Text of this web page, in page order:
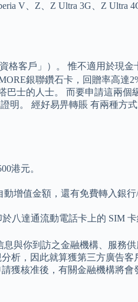
V、Z、Z Ultra 3G、Z Ultra
客戶」）。 惟不適用於現
銀聯鑽石卡，回贈率高達
士的人士。 而要申請這兩個
明。 經好易畀轉賬 有兩種方
港元。
增值金額，還有免費轉入銀行/
八達通流動電話卡上的 SIM 卡
與你到訪之金融機構、服務
析，因此就算獲第三方廣告
獲核准後，有關金融機構將